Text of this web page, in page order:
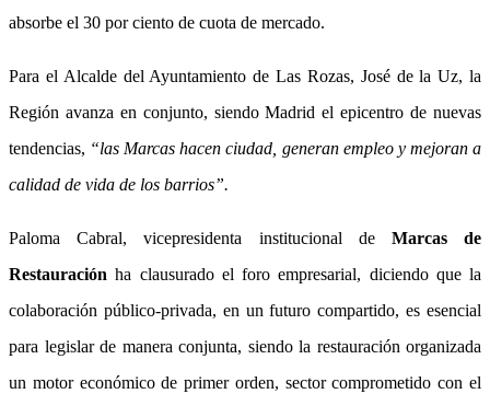
absorbe el 30 por ciento de cuota de mercado.
Para el Alcalde del Ayuntamiento de Las Rozas, José de la Uz, la
Región avanza en conjunto, siendo Madrid el epicentro de nuevas
tendencias, “las Marcas hacen ciudad, generan empleo y mejoran a
calidad de vida de los barrios”.
Paloma Cabral, vicepresidenta institucional de Marcas de
Restauración ha clausurado el foro empresarial, diciendo que la
colaboración público-privada, en un futuro compartido, es esencial
para legislar de manera conjunta, siendo la restauración organizada
un motor económico de primer orden, sector comprometido con el